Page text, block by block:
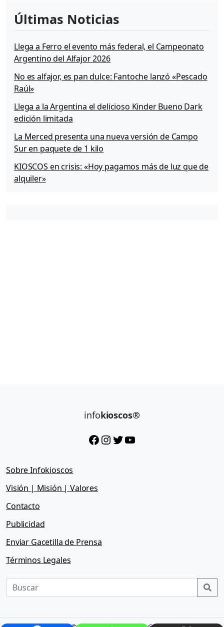
e
d
a
K
k
Últimas Noticias
Llega a Ferro el evento más federal, el Campeonato
Argentino del Alfajor 2026
No es alfajor, es pan dulce: Fantoche lanzó «Pescado
Raúl»
Llega a la Argentina el delicioso Kinder Bueno Dark
edición limitada
La Merced presenta una nueva versión de Campo
Sur en paquete de 1 kilo
KIOSCOS en crisis: «Hoy pagamos más de luz que de
alquiler»
infokioscos®
Facebook InstagramTwitter YouTube
Sobre Infokioscos
Visión | Misión | Valores
Contacto
Publicidad
Enviar Gacetilla de Prensa
Términos Legales